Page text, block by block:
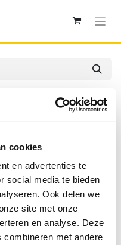
cookies
en advertenties te
social media te bieden
Ook delen we
site met onze
en analyse. Deze
combineren met andere